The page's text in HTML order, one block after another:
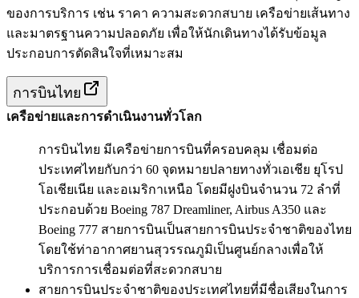
ของการบริการ เช่น ราคา ความสะดวกสบาย เครือข่ายเส้นทาง
และมาตรฐานความปลอดภัย เพื่อให้นักเดินทางได้รับข้อมูล
ประกอบการตัดสินใจที่เหมาะสม
การบินไทย
เครือข่ายและการดำเนินงานทั่วโลก
การบินไทย มีเครือข่ายการบินที่ครอบคลุม เชื่อมต่อ
ประเทศไทยกับกว่า 60 จุดหมายปลายทางทั่วเอเชีย ยุโรป
โอเชียเนีย และอเมริกาเหนือ โดยมีฝูงบินจำนวน 72 ลำที่
ประกอบด้วย Boeing 787 Dreamliner, Airbus A350 และ
Boeing 777 สายการบินเป็นสายการบินประจำชาติของไทย
โดยใช้ท่าอากาศยานสุวรรณภูมิเป็นศูนย์กลางเพื่อให้
บริการการเชื่อมต่อที่สะดวกสบาย
สายการบินประจำชาติของประเทศไทยที่มีชื่อเสียงในการ